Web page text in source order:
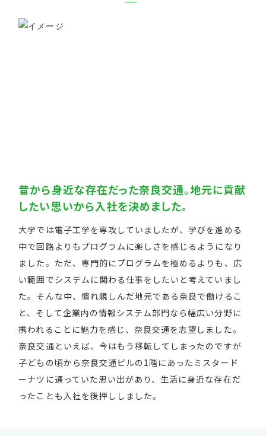
昔から身近な存在だった奈良交通。地元に貢献
したい思いから入社を決めました。
大学では電子工学を専攻していましたが、学びを進める
中で回路よりもプログラムに楽しさを感じるようになり
ました。ただ、専門的にプログラムを極めるよりも、広
い範囲でシステムに関わる仕事をしたいと考えていまし
た。そんな中、慣れ親しんだ地元である奈良で働けるこ
と、そして企業内の情報システム部門なら幅広い分野に
携われることに魅力を感じ、奈良交通を志望しました。
奈良交通といえば、今はもう移転してしまったのですが
子どもの頃から奈良交通ビルの1階にあったミスタード
ーナツに通っていた思い出があり、生活に身近な存在だ
ったことも入社を後押ししました。